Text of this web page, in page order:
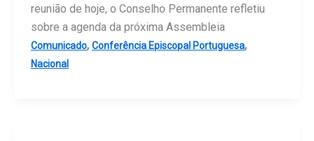
reunião de hoje, o Conselho Permanente refletiu
sobre a agenda da próxima Assembleia
Comunicado, Conferência Episcopal Portuguesa,
Nacional